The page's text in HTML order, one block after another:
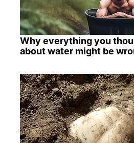
Why everything you
about water might be